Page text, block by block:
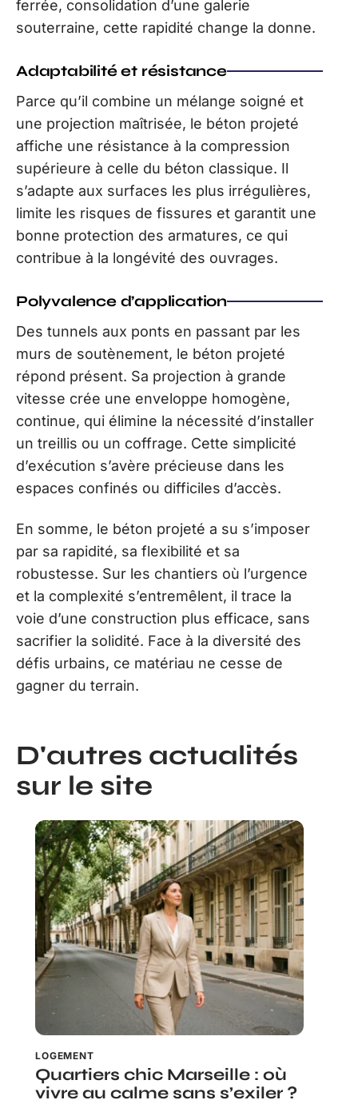
ferrée, consolidation d’une galerie
souterraine, cette rapidité change la donne.
Adaptabilité et résistance
Parce qu’il combine un mélange soigné et
une projection maîtrisée, le béton projeté
affiche une résistance à la compression
supérieure à celle du béton classique. Il
s’adapte aux surfaces les plus irrégulières,
limite les risques de fissures et garantit une
bonne protection des armatures, ce qui
contribue à la longévité des ouvrages.
Polyvalence d’application
Des tunnels aux ponts en passant par les
murs de soutènement, le béton projeté
répond présent. Sa projection à grande
vitesse crée une enveloppe homogène,
continue, qui élimine la nécessité d’installer
un treillis ou un coffrage. Cette simplicité
d’exécution s’avère précieuse dans les
espaces confinés ou difficiles d’accès.
En somme, le béton projeté a su s’imposer
par sa rapidité, sa flexibilité et sa
robustesse. Sur les chantiers où l’urgence
et la complexité s’entremêlent, il trace la
voie d’une construction plus efficace, sans
sacrifier la solidité. Face à la diversité des
défis urbains, ce matériau ne cesse de
gagner du terrain.
D'autres actualités
sur le site
LOGEMENT
Quartiers chic Marseille : où
vivre au calme sans s’exiler ?